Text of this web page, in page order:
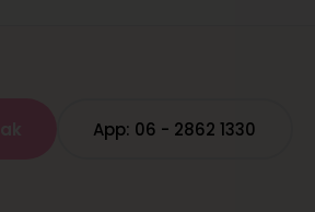
App: 06 - 2862 1330